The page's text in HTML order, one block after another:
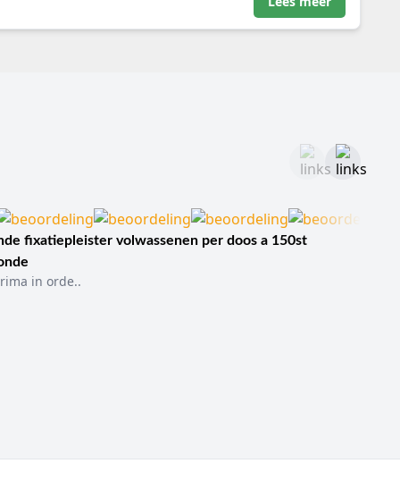
met reminrichting.
van afvallend instrumentarium.
reinigbaarheid.
instrumentensets.
fixatiepleister volwassenen per doos a 150st
in orde..